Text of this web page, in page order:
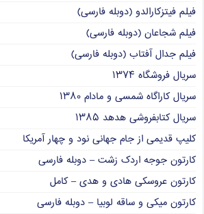
فیلم فیتزکارالدو (دوبله فارسی)
فیلم شجاعان (دوبله فارسی)
فیلم جدال آفتاب (دوبله فارسی)
سریال فروشگاه ۱۳۷۴
سریال کاراگاه شمسی و مادام ۱۳۸۰
سریال کتابفروشی هدهد ۱۳۸۵
کلیپ قدیمی از جام جهانی نود و چهار آمریکا
کارتون جوجه اردک زشت – دوبله فارسی
کارتون عروسکی هادی و هدی – کامل
کارتون میکی و ساقه لوبیا – دوبله فارسی